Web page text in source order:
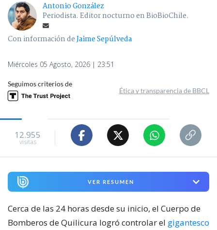
Antonio González
Periodista. Editor nocturno en BioBioChile.
Con información deJaime Sepúlveda
Miércoles 05 Agosto, 2026 | 23:51
Seguimos criterios de
Ética y transparencia de BBCL
12.955
visitas
VER RESUMEN
Cerca de las 24 horas desde su inicio, el Cuerpo de
Bomberos de Quilicura logró controlar el gigantesco